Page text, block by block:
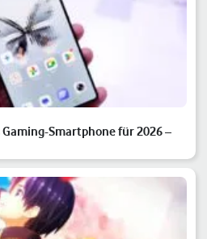
Gaming-Smartphone für 2026 –